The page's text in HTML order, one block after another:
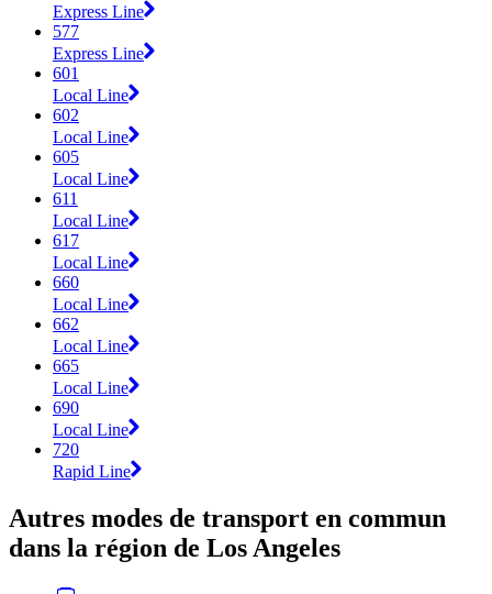
Express Line
577
Express Line
601
Local Line
602
Local Line
605
Local Line
611
Local Line
617
Local Line
660
Local Line
662
Local Line
665
Local Line
690
Local Line
720
Rapid Line
Autres modes de transport en commun
dans la région de Los Angeles